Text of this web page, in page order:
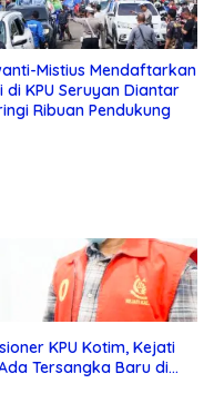
Mistius Mendaftarkan
di KPU Seruyan Diantar
Ribuan Pendukung
KPU Kotim, Kejati
Tersangka Baru di